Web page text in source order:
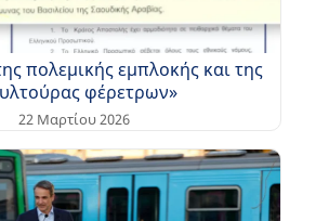
πολεμικής εμπλοκής και της
φέρετρων»
22 Μαρτίου 2026